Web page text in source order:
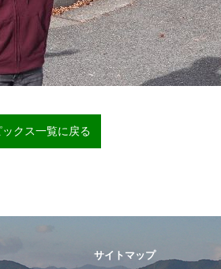
ックス一覧に戻る
サイトマップ